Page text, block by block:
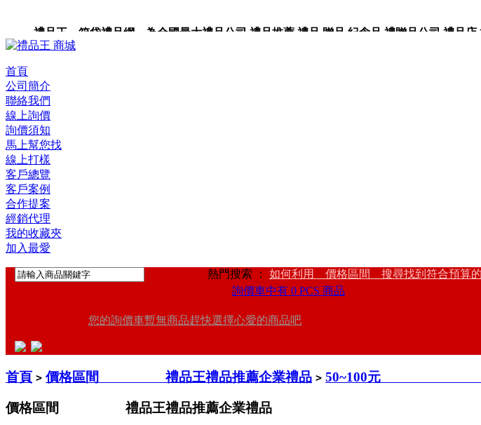
禮品王 箱袋禮品網 為全國最大禮品公司,禮品推薦,禮品,贈品,紀念品,禮贈品公司,禮品店,
首頁
公司簡介
聯絡我們
線上詢價
詢價須知
馬上幫您找
線上打樣
客戶總覽
客戶案例
合作提案
經銷代理
我的收藏夾
加入最愛
熱門搜索 ： 如何利用 價格區間 搜尋找到符合預算
詢價車中有 0 PCS 商品
您的詢價車暫無商品趕快選擇心愛的商品吧
首頁 > 價格區間 禮品王禮品推薦企業禮品 > 50~100元 禮
價格區間 禮品王禮品推薦企業禮品